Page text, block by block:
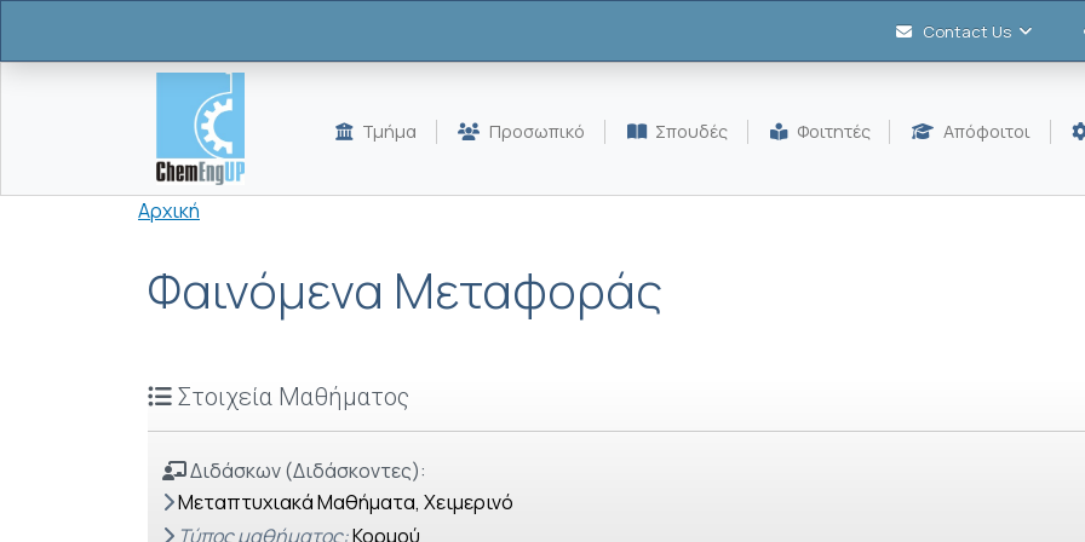
Contact Us
Τμήμα Προσωπικό Σπουδές Φοιτητές Απόφοιτοι
Breadcrumb
Αρχική
Φαινόμενα Μεταφοράς
Στοιχεία Μαθήματος
Διδάσκων (Διδάσκοντες):
Μεταπτυχιακά Μαθήματα, Χειμερινό
Τύπος μαθήματος:Κορμού